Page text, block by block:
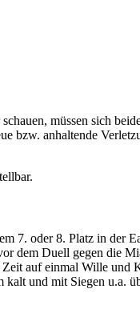
müssen sich
bzw. anhaltende
7. oder 8. Platz in der
dem Duell gegen die
auf einmal Wille und
kalt und mit Siegen u.a.